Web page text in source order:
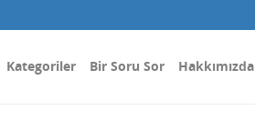
Kategoriler Bir Soru Sor Hakkımızda